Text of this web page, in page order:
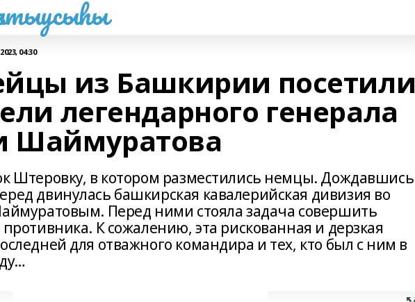
04:30
из Башкирии посетили
легендарного генерала
Шаймуратова
Штеровку, в котором разместились немцы. Дождавшись
двинулась башкирская кавалерийская дивизия во
Перед ними стояла задача совершить
К сожалению, эта рискованная и дерзкая
для отважного командира и тех, кто был с ним в